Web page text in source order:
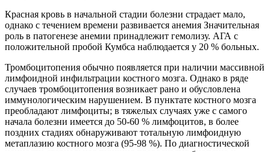
Красная кровь в начальной стадии болезни страдает мало,
однако с течением времени развивается анемия Значительная
роль в патогенезе анемии принадлежит гемолизу. АГА с
положительной пробой Кумбса наблюдается у 20 % больных.
Тромбоцитопения обычно появляется при наличии массивной
лимфоидной инфильтрации костного мозга. Однако в ряде
случаев тромбоцитопения возникает рано и обусловлена
иммунологическим нарушением. В пунктате костного мозга
преобладают лимфоциты; в тяжелых случаях уже с самого
начала болезни имеется до 50-60 % лимфоцитов, в более
поздних стадиях обнаруживают тотальную лимфоидную
метаплазию костного мозга (95-98 %). По диагностической